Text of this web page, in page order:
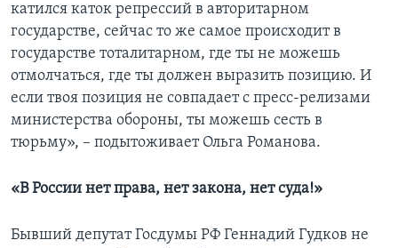
катился каток репрессий в авторитарном
государстве, сейчас то же самое происходит в
государстве тоталитарном, где ты не можешь
отмолчаться, где ты должен выразить позицию. И
если твоя позиция не совпадает с пресс-релизами
министерства обороны, ты можешь сесть в
тюрьму», – подытоживает Ольга Романова.
«В России нет права, нет закона, нет суда!»
Бывший депутат Госдумы РФ Геннадий Гудков не